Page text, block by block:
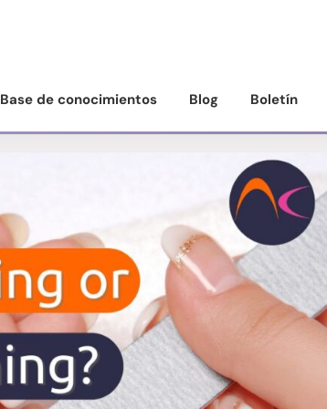
Base de conocimientos Blog Boletín